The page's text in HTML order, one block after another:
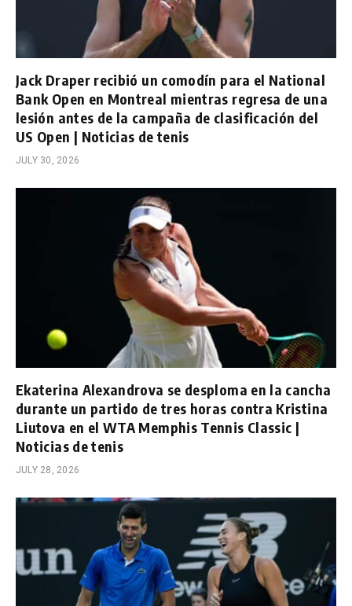
Jack Draper recibió un comodín para el National
Bank Open en Montreal mientras regresa de una
lesión antes de la campaña de clasificación del
US Open | Noticias de tenis
JULY 30, 2026
Ekaterina Alexandrova se desploma en la cancha
durante un partido de tres horas contra Kristina
Liutova en el WTA Memphis Tennis Classic |
Noticias de tenis
JULY 28, 2026